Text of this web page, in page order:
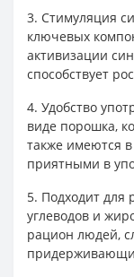
3. Стимуляция
ключевых
активизации
способствует
4. Удобство
виде порошка,
также имеются в
приятными в
5. Подходит для
углеводов и
рацион людей,